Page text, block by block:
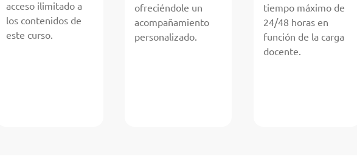
acceso ilimitado a
los contenidos de
este curso.
ofreciéndole un
acompañamiento
personalizado.
tiempo máximo de
24/48 horas en
función de la carga
docente.